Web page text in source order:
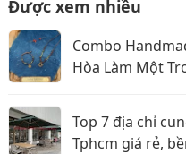
Được xem nhiều
Combo
Hòa Làm Một
Top 7 địa chỉ
Tphcm giá rẻ,